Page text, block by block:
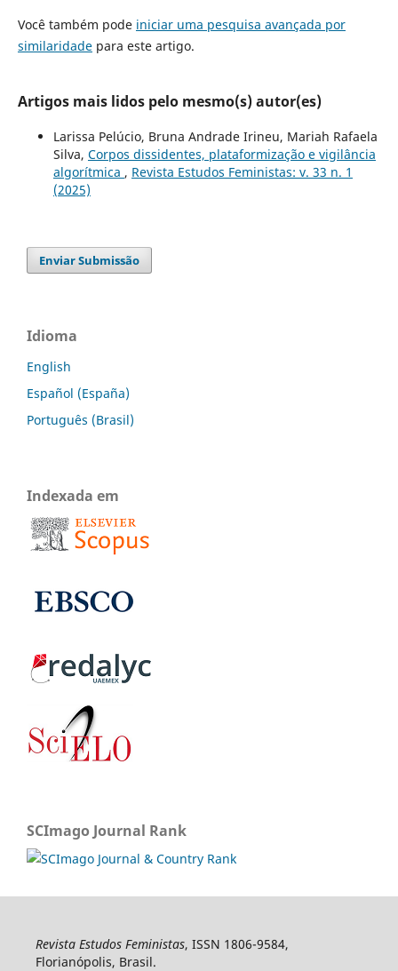
Você também pode iniciar uma pesquisa avançada por
similaridadepara este artigo.
Artigos mais lidos pelo mesmo(s) autor(es)
Larissa Pelúcio, Bruna Andrade Irineu, Mariah Rafaela
Silva, Corpos dissidentes, plataformização e vigilância
algorítmica , Revista Estudos Feministas: v. 33 n. 1
(2025)
Enviar Submissão
Idioma
English
Español (España)
Português (Brasil)
Indexada em
SCImago Journal Rank
Revista Estudos Feministas, ISSN 1806-9584,
Florianópolis, Brasil.